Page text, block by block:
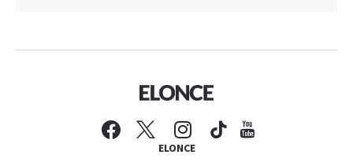
ELONCE